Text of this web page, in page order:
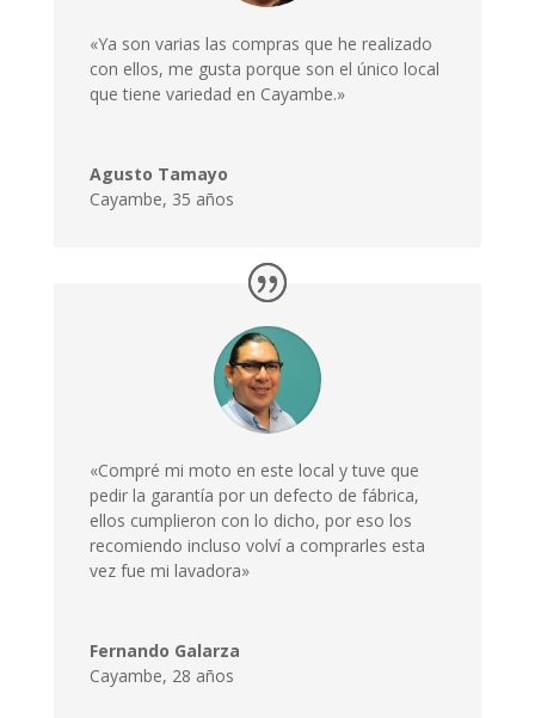
«Ya son varias las compras que he realizado
con ellos, me gusta porque son el único local
que tiene variedad en Cayambe.»
Agusto Tamayo
Cayambe, 35 años
«Compré mi moto en este local y tuve que
pedir la garantía por un defecto de fábrica,
ellos cumplieron con lo dicho, por eso los
recomiendo incluso volví a comprarles esta
vez fue mi lavadora»
Fernando Galarza
Cayambe, 28 años